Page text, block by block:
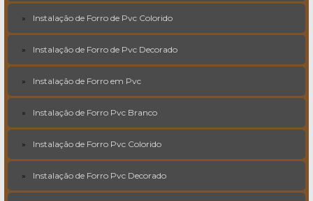
Instalação de Forro de Pvc Colorido
Instalação de Forro de Pvc Decorado
Instalação de Forro em Pvc
Instalação de Forro Pvc Branco
Instalação de Forro Pvc Colorido
Instalação de Forro Pvc Decorado